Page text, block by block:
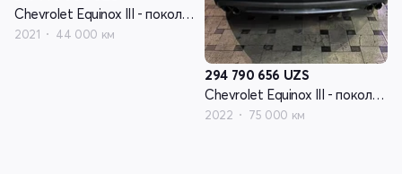
Chevrolet Equinox III - поколение рестайлинг
2021 44 000 км
294 790 656 UZS
Chevrolet Equinox III - поколение рестайлинг
2022 75 000 км